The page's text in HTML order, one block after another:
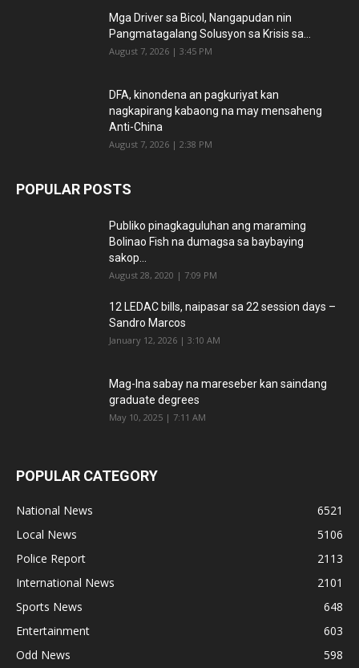
Mga Driver sa Bicol, Nangapudan nin
Pangmatagalang Solusyon sa Krisis sa...
August 7, 2026 | 3:45 PM
DFA, kinondena an pagkuriyat kan
nagkapirang kabaong na may mensaheng
Anti-China
August 7, 2026 | 2:38 PM
POPULAR POSTS
Publiko pinagkaguluhan ang maraming
Bolinao Fish na dumagsa sa baybaying
sakop...
August 28, 2020 | 7:09 PM
12 LEDAC bills, naipasar sa 22 session days –
Sandro Marcos
January 12, 2026 | 3:10 AM
Mag-Ina sabay na mareseber kan saindang
graduate degrees
May 10, 2025 | 7:11 AM
POPULAR CATEGORY
National News
6521
Local News
5106
Police Report
2113
International News
2101
Sports News
648
Entertainment
603
Odd News
598